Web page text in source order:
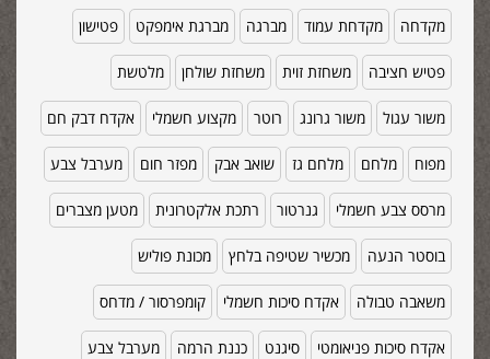
מקדחה מקדחת עמוד מברגה מברגת אימפקט פטישון
פטיש חציבה משחזת זוית משחזת שולחן מלטשת
משור עגול משור גרונג רוטר מקצוע חשמלי אקדח דבק חם
מפוח מלחם מלחם גז שואב אבק מפזר חום מערבל צבע
מרסס צבע חשמלי גנרטור רתכת אלקטרונית מטען מצברים
בוסטר הנעה מכשיר שטיפה בלחץ מכונת פוליש
משאבה טבולה אקדח סיכות חשמלי קומפרסור / מדחס
אקדח סיכות פניאומטי סיגנט כננת הרמה מערבל צבע